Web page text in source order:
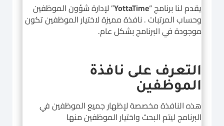
يقدم لنا برنامج “YottaTime” لإدارة شؤون الموظفين
وحساب المرتبات . نافذة مميزة لاختيار الموظفين تكون
موجودة في البرنامج بشكل عام.
التعرف على نافذة
الموظفين
هذه النافذة مخصصة لإظهار جميع الموظفين في
البرنامج ليتم البحث واختيار الموظفين منها